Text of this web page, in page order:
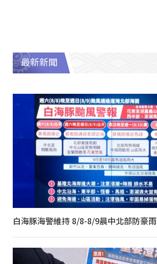
最新新聞
白海豚海警維持 8/8-8/9晨中北部防豪雨